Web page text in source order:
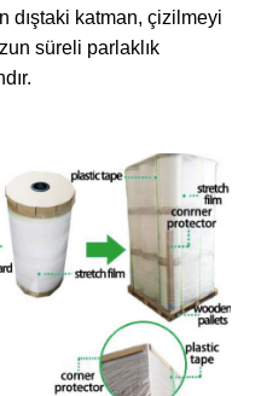
dıştaki katman, çizilmeyi
süreli parlaklık